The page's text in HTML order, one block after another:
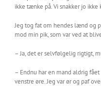
ikke tænke på. Vi snakker jo
Jeg tog fat om hendes lænd og
mod min pik, som var ved at
– Ja, det er selvfølgelig rigtigt,
– Endnu har en mand aldrig
venstre øre. Jeg var ør og paf